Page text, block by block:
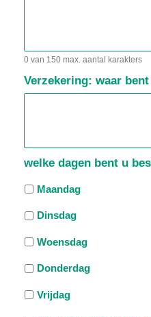
0 van 150 max. aantal karakters
Verzekering: waar
welke dagen bent u
Maandag
Dinsdag
Woensdag
Donderdag
Vrijdag